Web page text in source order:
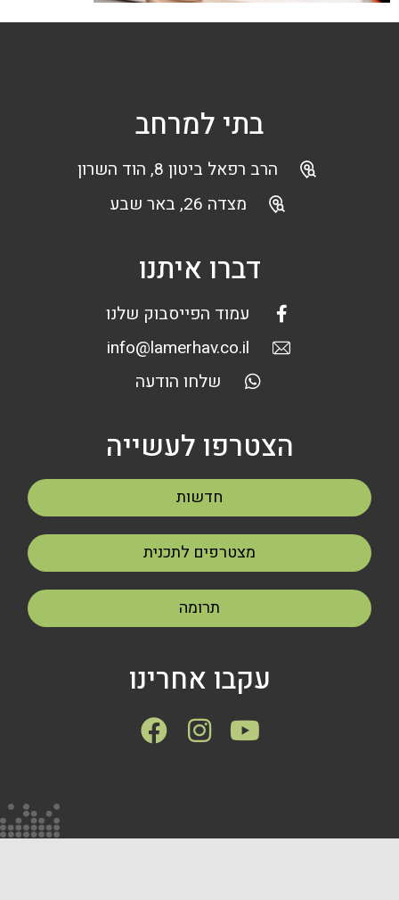
בתי למרחב
הרב רפאל ביטון 8, הוד השרון
מצדה 26, באר שבע
דברו איתנו
עמוד הפייסבוק שלנו
info@lamerhav.co.il
שלחו הודעה
הצטרפו לעשייה
חדשות
מצטרפים לתכנית
תרומה
עקבו אחרינו